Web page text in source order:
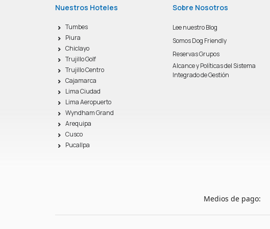
Nuestros Hoteles
Tumbes
Piura
Chiclayo
Trujillo Golf
Trujillo Centro
Cajamarca
Lima Ciudad
Lima Aeropuerto
Wyndham Grand
Arequipa
Cusco
Pucallpa
Sobre Nosotros
Lee nuestro Blog
Somos Dog Friendly
Reservas Grupos
Alcance y Políticas del Sistema
Integrado de Gestión
Medios de pago: